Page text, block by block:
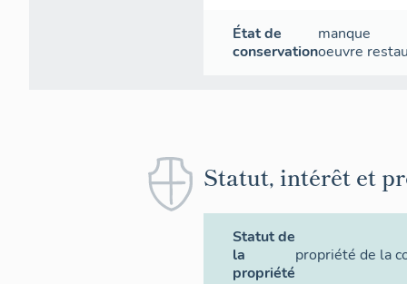
État de
conservation
manque
oeuvre
Statut, intérêt et
Statut de
la
propriété
propriété de la